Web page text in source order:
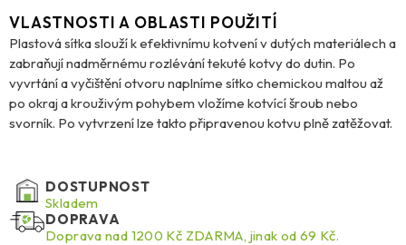
VLASTNOSTI A OBLASTI POUŽITÍ
Plastová sítka slouží k efektivnímu kotvení v dutých materiálech a
zabraňují nadměrnému rozlévání tekuté kotvy do dutin. Po
vyvrtání a vyčištění otvoru naplníme sítko chemickou maltou až
po okraj a krouživým pohybem vložíme kotvící šroub nebo
svorník. Po vytvrzení lze takto připravenou kotvu plně zatěžovat.
DOSTUPNOST
Skladem
DOPRAVA
Doprava nad 1200 Kč ZDARMA, jinak od 69 Kč.